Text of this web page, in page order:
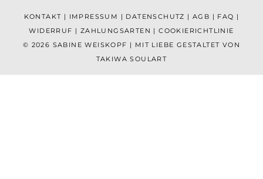
KONTAKT | IMPRESSUM | DATENSCHUTZ | AGB | FAQ |
WIDERRUF | ZAHLUNGSARTEN |COOKIERICHTLINIE
© 2026 SABINE WEISKOPF | MIT LIEBE GESTALTET VON
TAKIWA SOULART